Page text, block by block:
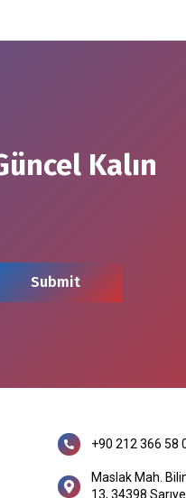
Kalın
+90 212 366 58
Maslak Mah.
13, 34398